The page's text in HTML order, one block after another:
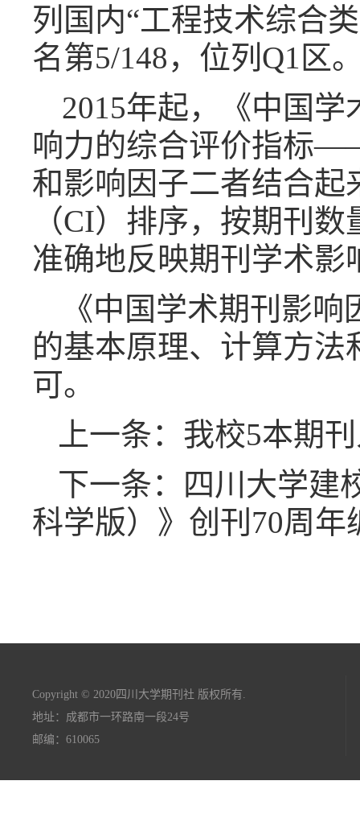
列国内“工程技术综合
名第5/148，位列 Q1 区
2015年起，《中国学
响力的综合评价指标
和影响因子二者结合起
（CI）排序，按期刊数
准确地反映期刊学术影
《中国学术期刊影
的基本原理、计算方
可。
上一条：我校5本期
下一条：四川大学建
科学版）》创刊70周
Copyright © 2020四川大学期刊社 版权所有.
地址：成都市一环路南一段24号
邮编：610065